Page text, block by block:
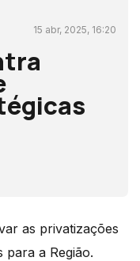
15 abr, 2025, 16:20
as privatizações
para a Região.